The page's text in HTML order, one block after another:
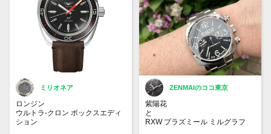
ミリオネア
ロンジン
ウルトラ-クロン ボックスエディ
ション
ZENMAIのココ東京
紫陽花
と
RXW プラズミール ミルグラフ